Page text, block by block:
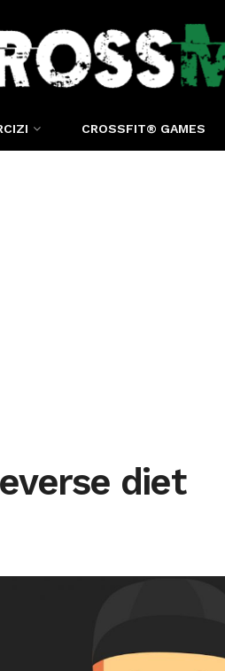
CROSSFIT® GAMES
diet